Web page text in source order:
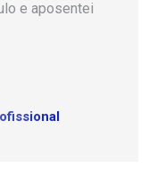
e aposentei